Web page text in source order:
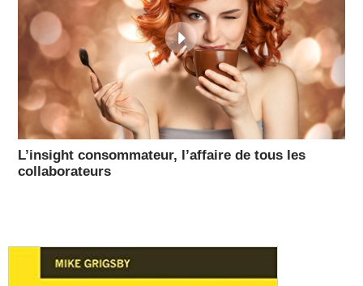
L’insight consommateur, l’affaire de tous les
collaborateurs